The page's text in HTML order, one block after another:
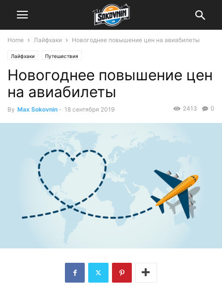
Home Лайфхаки Новогоднее повышение цен на авиабилеты
Лайфхаки Путешествия
Новогоднее повышение цен
на авиабилеты
By Max Sokovnin - 18 сентября 2019 0
2413